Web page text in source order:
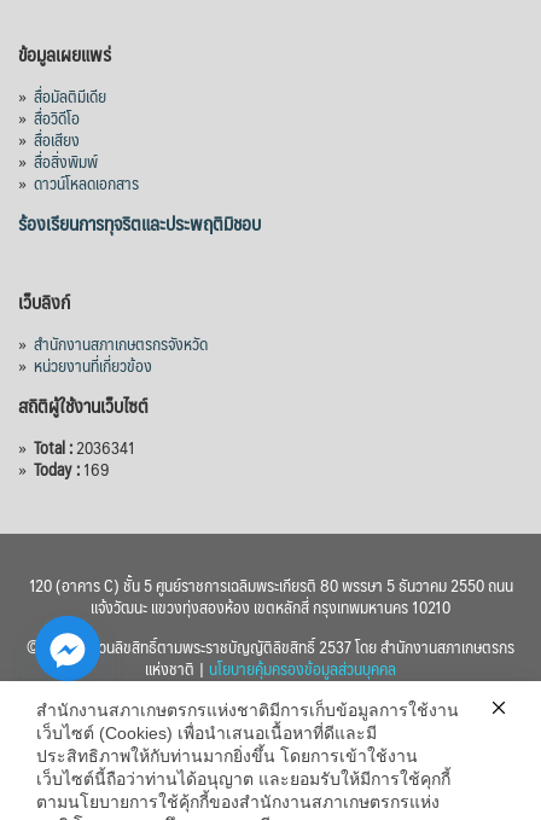
เมื่อวันที่ 5 สิงหาคม 2569 คณะรัฐมนตรีมีมติ
อนุมัติโครงการอ่างเก็บน้ำคลองวังโตนด
จังหวัดจันทบุรี กรอบวงเงิน 7,200 ล้านบาท
กำหนดระยะเวลาดำเนินงาน 7 ปี (พ.ศ. 2570–
2576) โดยโครงการมีความจุ 99.50 ล้าน
ลูกบาศก์เมตร สามารถสนับสนุนพื้นที่
ชลประทานกว่า 87,700 ไร่ เพิ่ม
View on Facebook
ข้อมูลเผยแพร่
» สื่อมัลติมีเดีย
» สื่อวิดีโอ
» สื่อเสียง
» สื่อสิ่งพิมพ์
» ดาวน์โหลดเอกสาร
ร้องเรียนการทุจริตและประพฤติมิชอบ
เว็บลิงก์
» สำนักงานสภาเกษตรกรจังหวัด
» หน่วยงานที่เกี่ยวข้อง
สถิติผู้ใช้งานเว็บไซต์
» Total :2036341
» Today :169
120 (อาคาร C) ชั้น 5 ศูนย์ราชการเฉลิมพระเกียรติ 80 พรรษา 5 ธันวาคม 2550 ถนน
แจ้งวัฒนะ แขวงทุ่งสองห้อง เขตหลักสี่ กรุงเทพมหานคร 10210
© 2560 สงวนลิขสิทธิ์ตามพระราชบัญญัติลิขสิทธิ์ 2537 โดย สำนักงานสภาเกษตรกร
แห่งชาติ | นโยบายคุ้มครองข้อมูลส่วนบุคคล
สำนักงานสภาเกษตรกรแห่งชาติมีการเก็บข้อมูลการใช้งาน
เว็บไซต์ (Cookies) เพื่อนำเสนอเนื้อหาที่ดีและมี
ประสิทธิภาพให้กับท่านมากยิ่งขึ้น โดยการเข้าใช้งาน
เว็บไซต์นี้ถือว่าท่านได้อนุญาต และยอมรับให้มีการใช้คุกกี้
ตามนโยบายการใช้คุ้กกี้ของสำนักงานสภาเกษตรกรแห่ง
chaty